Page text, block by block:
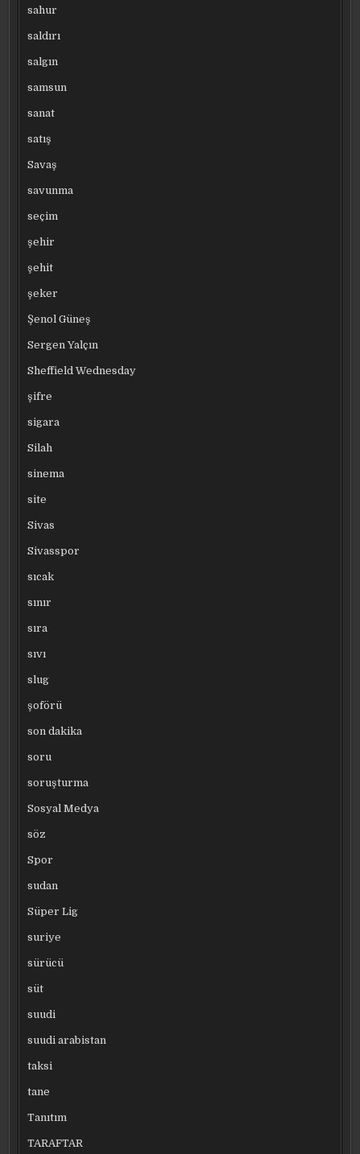
sahur
saldırı
salgın
samsun
sanat
satış
Savaş
savunma
seçim
şehir
şehit
şeker
Şenol Güneş
Sergen Yalçın
Sheffield Wednesday
şifre
sigara
Silah
sinema
site
Sivas
Sivasspor
sıcak
sınır
sıra
sıvı
slug
şoförü
son dakika
soru
soruşturma
Sosyal Medya
söz
Spor
sudan
Süper Lig
suriye
sürücü
süt
suudi
suudi arabistan
taksi
tane
Tanıtım
TARAFTAR